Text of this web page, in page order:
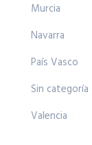
Murcia
Navarra
País Vasco
Sin categoría
Valencia